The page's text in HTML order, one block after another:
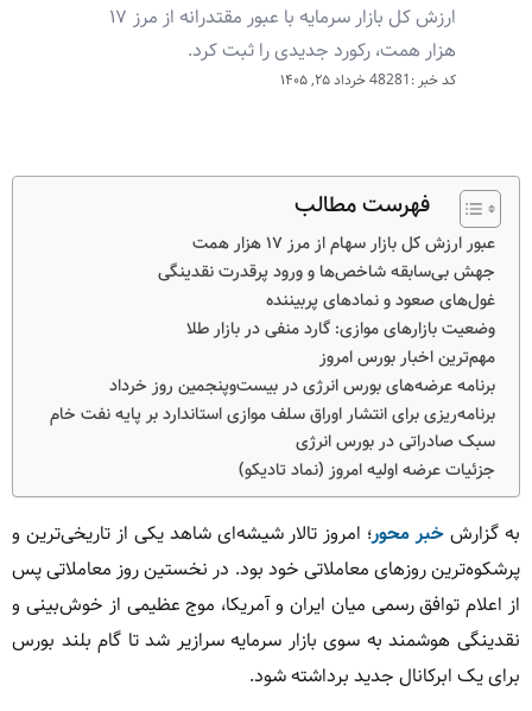
ارزش کل بازار سرمایه با عبور مقتدرانه از مرز ۱۷
هزار همت، رکورد جدیدی را ثبت کرد.
کد خبر :48281 خرداد ۲۵, ۱۴۰۵
فهرست مطالب
عبور ارزش کل بازار سهام از مرز ۱۷ هزار همت
جهش بی‌سابقه شاخص‌ها و ورود پرقدرت نقدینگی
غول‌های صعود و نمادهای پربیننده
وضعیت بازارهای موازی: گارد منفی در بازار طلا
مهم‌ترین اخبار بورس امروز
برنامه عرضه‌های بورس انرژی در بیست‌وپنجمین روز خرداد
برنامه‌ریزی برای انتشار اوراق سلف موازی استاندارد بر پایه نفت خام
سبک صادراتی در بورس انرژی
جزئیات عرضه اولیه امروز (نماد تادیکو)
به گزارش خبر محور؛ امروز تالار شیشه‌ای شاهد یکی از تاریخی‌ترین و
پرشکوه‌ترین روزهای معاملاتی خود بود. در نخستین روز معاملاتی پس
از اعلام توافق رسمی میان ایران و آمریکا، موج عظیمی از خوش‌بینی و
نقدینگی هوشمند به سوی بازار سرمایه سرازیر شد تا گام بلند بورس
برای یک ابرکانال جدید برداشته شود.